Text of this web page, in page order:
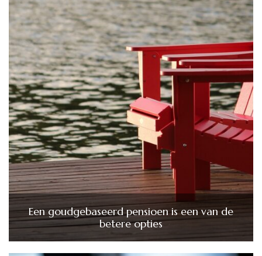
Een goudgebaseerd pensioen is een van de
betere opties